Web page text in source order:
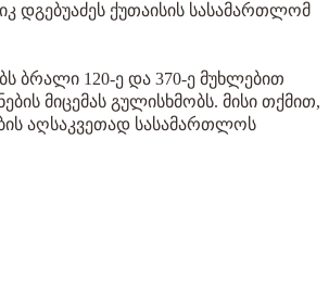
დგებუაძეს ქუთაისის სასამართლომ
ბრალი 120-ე და 370-ე მუხლებით
მიცემას გულისხმობს. მისი თქმით,
აღსაკვეთად სასამართლოს